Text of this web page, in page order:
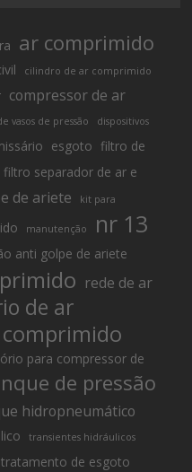
ar comprimido
cilindro de ar comprimido
compressor de ar
vasos de pressão dispositivos
esgoto filtro de
filtro separador de ar e
de ariete kit para
manutenção nr 13
anti golpe de ariete
rede de ar
de ar
para compressor de
de pressão
hidropneumático
transientes hidráulicos
tratamento de esgoto